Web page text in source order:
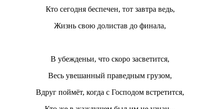
Кто сегодня беспечен, тот завтра ведь,
Жизнь свою долистав до финала,
В убежденьи, что скоро засветится,
Весь увешанный праведным грузом,
Вдруг поймёт, когда с Господом встретится,